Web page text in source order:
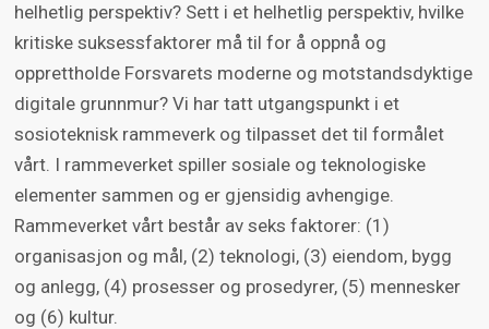
helhetlig perspektiv? Sett i et helhetlig perspektiv, hvilke
kritiske suksessfaktorer må til for å oppnå og
opprettholde Forsvarets moderne og motstandsdyktige
digitale grunnmur? Vi har tatt utgangspunkt i et
sosioteknisk rammeverk og tilpasset det til formålet
vårt. I rammeverket spiller sosiale og teknologiske
elementer sammen og er gjensidig avhengige.
Rammeverket vårt består av seks faktorer: (1)
organisasjon og mål, (2) teknologi, (3) eiendom, bygg
og anlegg, (4) prosesser og prosedyrer, (5) mennesker
og (6) kultur.